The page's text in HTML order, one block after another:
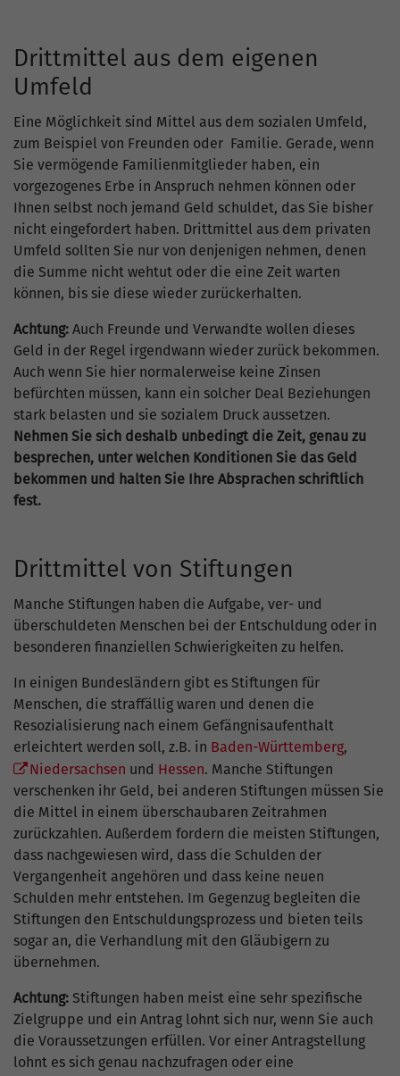
Drittmittel aus dem eigenen
Umfeld
Eine Möglichkeit sind Mittel aus dem sozialen Umfeld,
zum Beispiel von Freunden oder Familie. Gerade, wenn
Sie vermögende Familienmitglieder haben, ein
vorgezogenes Erbe in Anspruch nehmen können oder
Ihnen selbst noch jemand Geld schuldet, das Sie bisher
nicht eingefordert haben. Drittmittel aus dem privaten
Umfeld sollten Sie nur von denjenigen nehmen, denen
die Summe nicht wehtut oder die eine Zeit warten
können, bis sie diese wieder zurückerhalten.
Achtung: Auch Freunde und Verwandte wollen dieses
Geld in der Regel irgendwann wieder zurück bekommen.
Auch wenn Sie hier normalerweise keine Zinsen
befürchten müssen, kann ein solcher Deal Beziehungen
stark belasten und sie sozialem Druck aussetzen.
Nehmen Sie sich deshalb unbedingt die Zeit, genau zu
besprechen, unter welchen Konditionen Sie das Geld
bekommen und halten Sie Ihre Absprachen schriftlich
fest.
Drittmittel von Stiftungen
Manche Stiftungen haben die Aufgabe, ver- und
überschuldeten Menschen bei der Entschuldung oder in
besonderen finanziellen Schwierigkeiten zu helfen.
In einigen Bundesländern gibt es Stiftungen für
Menschen, die straffällig waren und denen die
Resozialisierung nach einem Gefängnisaufenthalt
erleichtert werden soll, z.B. in Baden-Württemberg,
Niedersachsen und Hessen. Manche Stiftungen
verschenken ihr Geld, bei anderen Stiftungen müssen Sie
die Mittel in einem überschaubaren Zeitrahmen
zurückzahlen. Außerdem fordern die meisten Stiftungen,
dass nachgewiesen wird, dass die Schulden der
Vergangenheit angehören und dass keine neuen
Schulden mehr entstehen. Im Gegenzug begleiten die
Stiftungen den Entschuldungsprozess und bieten teils
sogar an, die Verhandlung mit den Gläubigern zu
übernehmen.
Achtung: Stiftungen haben meist eine sehr spezifische
Zielgruppe und ein Antrag lohnt sich nur, wenn Sie auch
die Voraussetzungen erfüllen. Vor einer Antragstellung
lohnt es sich genau nachzufragen oder eine